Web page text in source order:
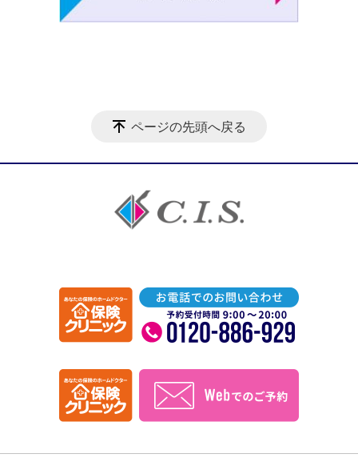
ページの先頭へ戻る